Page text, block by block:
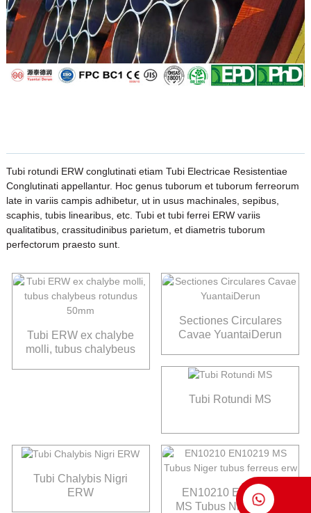
Tubi rotundi ERW conglutinati etiam Tubi Electricae Resistentiae
Conglutinati appellantur. Hoc genus tuborum et tuborum ferreorum
late in variis campis adhibetur, ut in usus machinales, sepibus,
scaphis, tubis linearibus, etc. Tubi et tubi ferrei ERW variis
qualitatibus, crassitudinibus parietum, et diametris tuborum
perfectorum praesto sunt.
Tubi ERW ex chalybe
molli, tubus chalybeus
Sectiones Circulares
Cavae YuantaiDerun
Tubi Rotundi MS
Tubi Chalybis Nigri
ERW
EN10210 EN10219
MS Tubus Niger tubus